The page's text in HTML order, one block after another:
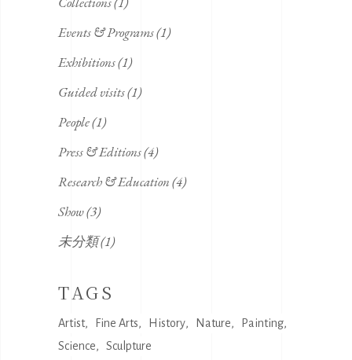
Events & Programs(1)
Exhibitions(1)
Guided visits(1)
People(1)
Press & Editions(4)
Research & Education(4)
Show(3)
未分類(1)
TAGS
Artist Fine Arts History Nature
Painting
Science
Sculpture